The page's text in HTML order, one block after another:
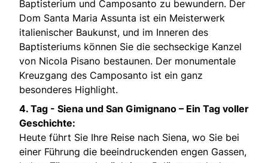
Baptisterium und Camposanto zu bewundern. Der
Dom Santa Maria Assunta ist ein Meisterwerk
italienischer Baukunst, und im Inneren des
Baptisteriums können Sie die sechseckige Kanzel
von Nicola Pisano bestaunen. Der monumentale
Kreuzgang des Camposanto ist ein ganz
besonderes Highlight.
4. Tag - Siena und San Gimignano – Ein Tag voller
Geschichte:
Heute führt Sie Ihre Reise nach Siena, wo Sie bei
einer Führung die beeindruckenden engen Gassen,